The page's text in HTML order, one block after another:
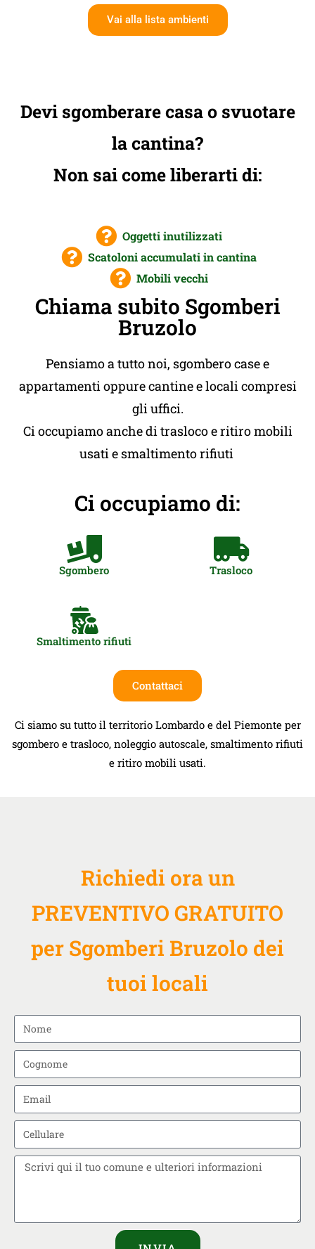
Vai alla lista ambienti
Devi sgomberare casa o svuotare
la cantina?
Non sai come liberarti di:
Oggetti inutilizzati
Scatoloni accumulati in cantina
Mobili vecchi
Chiama subito Sgomberi
Bruzolo
Pensiamo a tutto noi, sgombero case e
appartamenti oppure cantine e locali compresi
gli uffici.
Ci occupiamo anche di trasloco e ritiro mobili
usati e smaltimento rifiuti
Ci occupiamo di:
Sgombero Trasloco
Smaltimento rifiuti
Contattaci
Ci siamo su tutto il territorio Lombardo e del Piemonte per
sgombero e trasloco, noleggio autoscale, smaltimento rifiuti
e ritiro mobili usati.
Richiedi ora un
PREVENTIVO GRATUITO
per Sgomberi Bruzolo dei
tuoi locali